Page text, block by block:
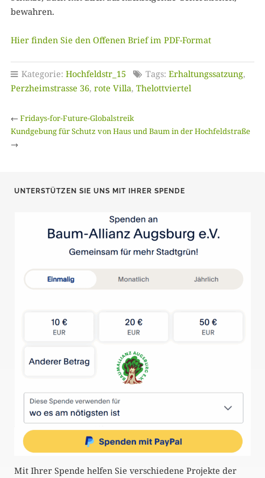
bewahren.
Hier finden Sie den Offenen Brief im PDF-Format
Kategorie: Hochfeldstr_15 Tags: Erhaltungssatzung,
Perzheimstrasse 36, rote Villa, Thelottviertel
← Fridays-for-Future-Globalstreik
Kundgebung für Schutz von Haus und Baum in der Hochfeldstraße
→
UNTERSTÜTZEN SIE UNS MIT IHRER SPENDE
Mit Ihrer Spende helfen Sie verschiedene Projekte der